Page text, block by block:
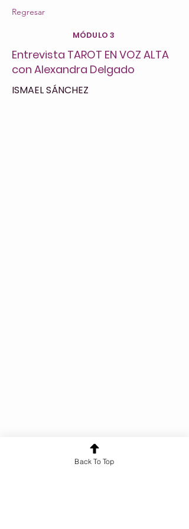
Regresar
MÓDULO 3
Entrevista TAROT EN VOZ ALTA
con Alexandra Delgado
ISMAEL SÁNCHEZ
Back To Top